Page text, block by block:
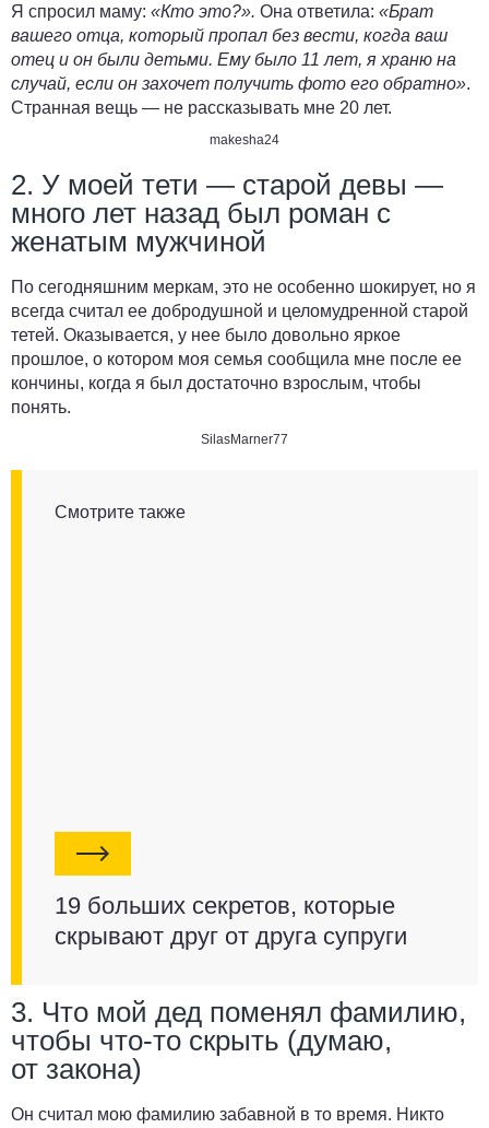
Я спросил маму: «Кто это?». Она ответила: «Брат
вашего отца, который пропал без вести, когда ваш
отец и он были детьми. Ему было 11 лет, я храню на
случай, если он захочет получить фото его обратно».
Странная вещь — не рассказывать мне 20 лет.
makesha24
2. У моей тети — старой девы —
много лет назад был роман с
женатым мужчиной
По сегодняшним меркам, это не особенно шокирует, но я
всегда считал ее добродушной и целомудренной старой
тетей. Оказывается, у нее было довольно яркое
прошлое, о котором моя семья сообщила мне после ее
кончины, когда я был достаточно взрослым, чтобы
понять.
SilasMarner77
Смотрите также
19 больших секретов, которые
скрывают друг от друга супруги
3. Что мой дед поменял фамилию,
чтобы что-то скрыть (думаю,
от закона)
Он считал мою фамилию забавной в то время. Никто